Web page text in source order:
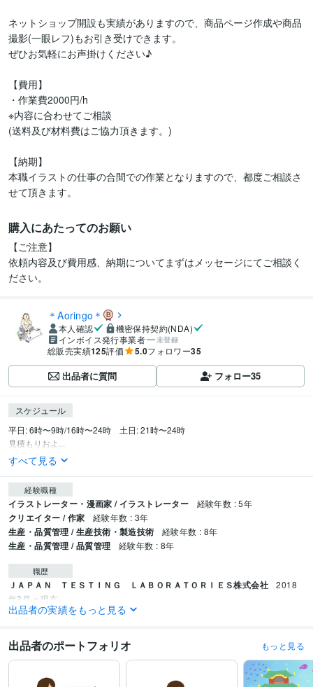
ネットショップ開設も実績がありますので、商品ページ作成や商品
撮影(一眼レフ)もお引き受けできます。
ぜひお気軽にお声掛けください♪
【費用】
・作業費2000円/h
※内容に合わせてご相談
(送料及び材料費はご協力頂きます。)
【納期】
本職イラストの仕事の合間での作業となりますので、都度ご相談さ
せて頂きます。
購入にあたってのお願い
【ご注意】
依頼内容及び費用感、納期についてまずはメッセージにてご相談く
ださい。
＊Aoringo＊
本人確認
機密保持契約(NDA)
インボイス発行事業者
未登録
総販売実績125評価 5.0フォロワー35
出品者に質問 フォロー35
スケジュール
平日: 6時〜9時/16時〜24時　土日: 21時〜24時
見積もりおよ...
すべて見る
経験職種
イラストレーター・漫画家 / イラストレーター 経験年数 : 5年
クリエイター / 作家 経験年数 : 3年
生産・品質管理 / 生産技術・製造技術 経験年数 : 8年
生産・品質管理 / 品質管理 経験年数 : 8年
職歴
ＪＡＰＡＮ ＴＥＳＴＩＮＧ ＬＡＢＯＲＡＴＯＲＩＥＳ株式会社
2018
年3月 ~ 現在
イラストレーター 2020年3月 ~ 現在
受賞歴
絵本出版賞「赤ちゃん・学べる部門」奨励賞
資格・検定
出品者の実績をもっと見る
出品者のポートフォリオ もっと見る